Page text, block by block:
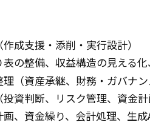
成支援・添削・実行設計）
の整備、収益構造の見える化
（資産承継、財務・ガバナン
資判断、リスク管理、資金計
、資金繰り、会計処理、生成